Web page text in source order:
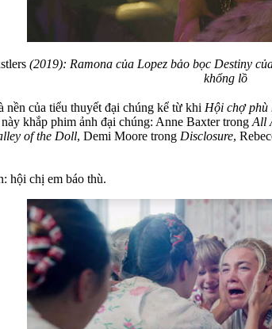
(2019): Ramona của Lopez bảo bọc Destiny
khổng lồ
của tiểu thuyết đại chúng kể từ khi Hội chợ phù
khắp phim ảnh đại chúng: Anne Baxter trong All
of the Doll, Demi Moore trong Disclosure,
hội chị em báo thù.